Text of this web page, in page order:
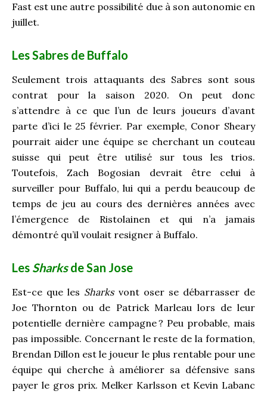
Fast est une autre possibilité due à son autonomie en
juillet.
Les Sabres de Buffalo
Seulement trois attaquants des Sabres sont sous
contrat pour la saison 2020. On peut donc
s’attendre à ce que l’un de leurs joueurs d’avant
parte d’ici le 25 février. Par exemple, Conor Sheary
pourrait aider une équipe se cherchant un couteau
suisse qui peut être utilisé sur tous les trios.
Toutefois, Zach Bogosian devrait être celui à
surveiller pour Buffalo, lui qui a perdu beaucoup de
temps de jeu au cours des dernières années avec
l’émergence de Ristolainen et qui n’a jamais
démontré qu’il voulait resigner à Buffalo.
Les Sharksde San Jose
Est-ce que les Sharksvont oser se débarrasser de
Joe Thornton ou de Patrick Marleau lors de leur
potentielle dernière campagne? Peu probable, mais
pas impossible. Concernant le reste de la formation,
Brendan Dillon est le joueur le plus rentable pour une
équipe qui cherche à améliorer sa défensive sans
payer le gros prix. Melker Karlsson et Kevin Labanc